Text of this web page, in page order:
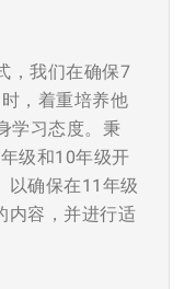
，我们在确保7
，着重培养他
学习态度。秉
级和10年级开
以确保在11年级
内容，并进行适